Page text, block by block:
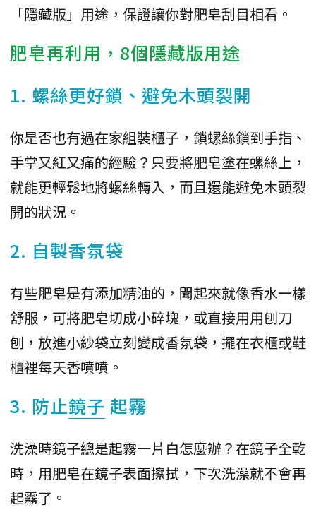
「隱藏版」用途，保證讓你對肥皂刮目相看。
肥皂再利用，8個隱藏版用途
1. 螺絲更好鎖、避免木頭裂開
你是否也有過在家組裝櫃子，鎖螺絲鎖到手指、
手掌又紅又痛的經驗？只要將肥皂塗在螺絲上，
就能更輕鬆地將螺絲轉入，而且還能避免木頭裂
開的狀況。
2. 自製香氛袋
有些肥皂是有添加精油的，聞起來就像香水一樣
舒服，可將肥皂切成小碎塊，或直接用用刨刀
刨，放進小紗袋立刻變成香氛袋，擺在衣櫃或鞋
櫃裡每天香噴噴。
3. 防止鏡子 起霧
洗澡時鏡子總是起霧一片白怎麼辦？在鏡子全乾
時，用肥皂在鏡子表面擦拭，下次洗澡就不會再
起霧了。